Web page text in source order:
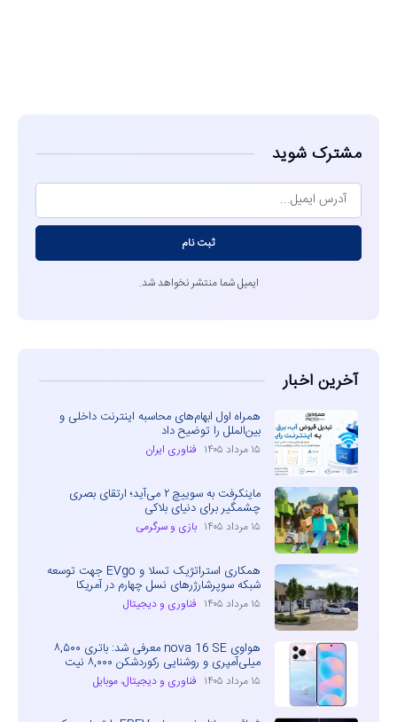
مشترک شوید
ثبت نام
ایمیل شما منتشر نخواهد شد.
آخرین اخبار
همراه اول ابهام‌های محاسبه اینترنت داخلی و
بین‌الملل را توضیح داد
۱۵ مرداد ۱۴۰۵ فناوری ایران
ماینکرفت به سوییچ ۲ می‌آید؛ ارتقای بصری
چشمگیر برای دنیای بلاکی
۱۵ مرداد ۱۴۰۵ بازی و سرگرمی
همکاری استراتژیک تسلا و EVgo جهت توسعه
شبکه سوپرشارژرهای نسل چهارم در آمریکا
۱۵ مرداد ۱۴۰۵ فناوری و دیجیتال
هواوی nova 16 SE معرفی شد: باتری ۸,۵۰۰
میلی‌آمپری و روشنایی رکوردشکن ۸,۰۰۰ نیت
۱۵ مرداد ۱۴۰۵ فناوری و دیجیتال، موبایل